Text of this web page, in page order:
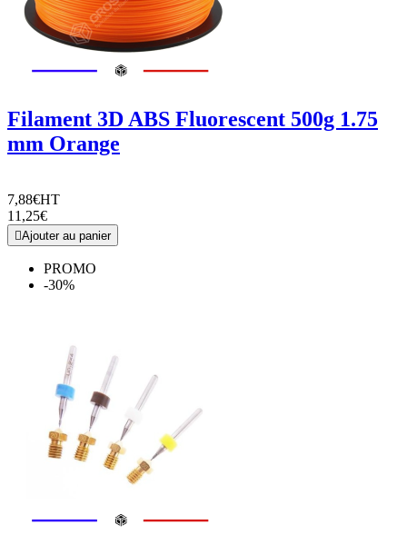
Filament 3D ABS Fluorescent 500g 1.75
mm Orange
7,88€HT
11,25€
Ajouter au panier
PROMO
-30%